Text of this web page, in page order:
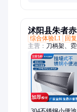
沭阳县朱者
综合体验L1
回
主营： 刀柄架、
量仪、供电器、
丝布、钢扎钩、
刷片、清洁垫、